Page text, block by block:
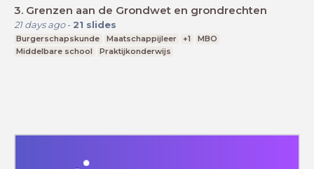
3. Grenzen aan de Grondwet en grondrechten
21 days ago- 21 slides
Burgerschapskunde Maatschappijleer +1
MBO
Middelbare school
Praktijkonderwijs